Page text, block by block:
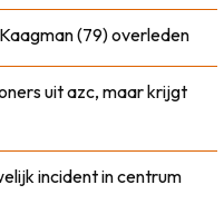
(79) overleden
uit azc, maar krijgt
incident in centrum